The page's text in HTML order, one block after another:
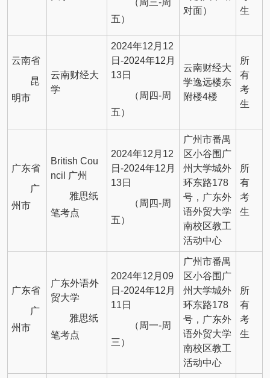
五）
对面）
生
云南省
昆
明市
云南财经大
学
2024年12月12
日-2024年12月
13日
（周四-周
五）
云南财经大
学逸远楼东
附楼4楼
所
有
考
生
广东省
广
州市
British Cou
ncil 广州
雅思纸
笔考点
2024年12月12
日-2024年12月
13日
（周四-周
五）
广州市番禺
区小谷围广
州大学城外
环东路178
号，广东外
语外贸大学
南校区教工
活动中心
所
有
考
生
广东省
广
州市
广东外语外
贸大学
雅思纸
笔考点
2024年12月09
日-2024年12月
11日
（周一-周
三）
广州市番禺
区小谷围广
州大学城外
环东路178
号，广东外
语外贸大学
南校区教工
活动中心
所
有
考
生